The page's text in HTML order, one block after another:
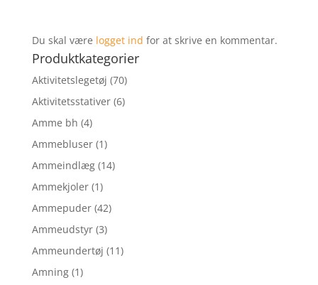
Du skal være logget ind for at skrive en kommentar.
Produktkategorier
Aktivitetslegetøj (70)
Aktivitetsstativer (6)
Amme bh (4)
Ammebluser (1)
Ammeindlæg (14)
Ammekjoler (1)
Ammepuder (42)
Ammeudstyr (3)
Ammeundertøj (11)
Amning (1)